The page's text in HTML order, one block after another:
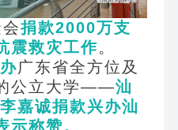
会捐款2000万支
震救灾工作。
广东省全方位及
公立大学——汕
嘉诚捐款兴办汕
示称赞。